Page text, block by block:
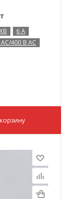
6 А
400 В AC